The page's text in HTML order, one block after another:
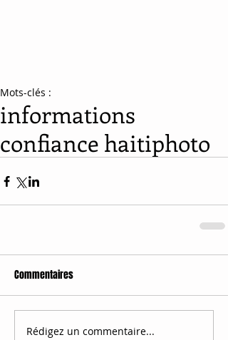
Mots-clés :
informations
confiance haitiphoto
Commentaires
Rédigez un commentaire...